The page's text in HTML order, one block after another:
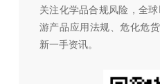
关注化学品合规风险，全
游产品应用法规、危化危
新一手资讯。